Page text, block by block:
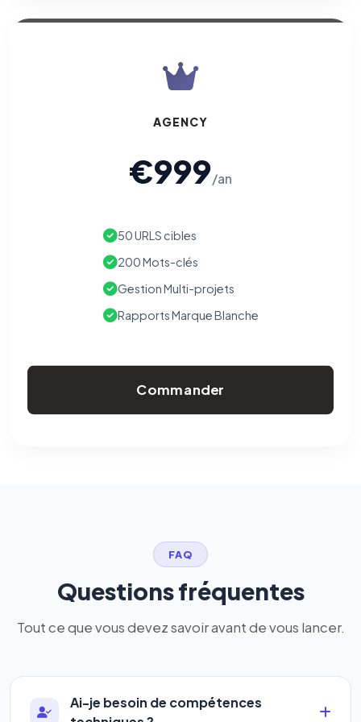
AGENCY
€999/an
50 URLS cibles
200 Mots-clés
Gestion Multi-projets
Rapports Marque Blanche
Commander
FAQ
Questions fréquentes
Tout ce que vous devez savoir avant de vous lancer.
Ai-je besoin de compétences